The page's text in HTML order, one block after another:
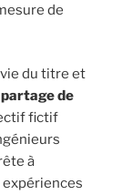
de
du titre et
partage de
fictif
à